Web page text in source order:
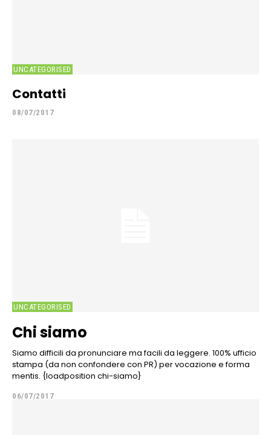
UNCATEGORISED
Contatti
08/07/2017
UNCATEGORISED
Chi siamo
Siamo difficili da pronunciare ma facili da leggere. 100% ufficio
stampa (da non confondere con PR) per vocazione e forma
mentis. {loadposition chi-siamo}
06/07/2017